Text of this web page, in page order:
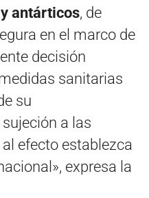
antárticos, de
en el marco de
decisión
sanitarias
su
a las
efecto establezca
expresa la